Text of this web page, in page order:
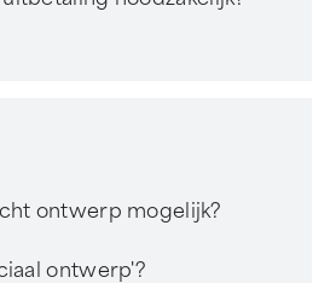
ontwerp mogelijk?
ontwerp'?